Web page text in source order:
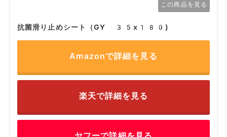
この商品を見る
抗菌滑り止めシート（GY 35x180)
Amazonで詳細を見る
楽天で詳細を見る